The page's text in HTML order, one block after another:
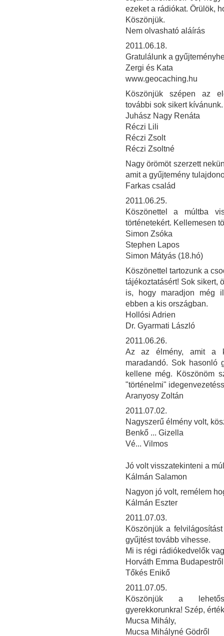
ezeket a rádiókat. Örülök,
Köszönjük.
Nem olvasható aláírás
2011.06.18.
Gratulálunk a
Zergi és Kata
www.geocaching.hu
Köszönjük szépen az
további sok sikert kívánunk.
Juhász Nagy Renáta
Réczi Lili
Réczi Zsolt
Réczi Zsoltné
Nagy örömöt szerzett
amit a gyűjtemény
Farkas család
2011.06.25.
Köszönettel a múltba
történetekért. Kellemesen
Simon Zsóka
Stephen Lapos
Simon Mátyás (18.hó)
Köszönettel tartozunk a
tájékoztatásért! Sok sikert,
is, hogy maradjon még
ebben a kis országban.
Hollósi Adrien
Dr. Gyarmati László
2011.06.26.
Az az élmény, amit a
maradandó. Sok hasonló
kellene még. Köszönöm
"történelmi"
Aranyosy Zoltán
2011.07.02.
Nagyszerű élmény volt,
Benkő ... Gizella
Vé... Vilmos
Jó volt visszatekinteni a
Kálmán Salamon
Nagyon jó volt, remélem
Kálmán Eszter
2011.07.03.
Köszönjük a
gyűjtést tovább vihesse.
Mi is régi rádiókedvelők
Horváth Emma Budapestről
Tőkés Enikő
2011.07.05.
Köszönjük a
gyerekkorunkra! Szép,
Mucsa Mihály,
Mucsa Mihályné Gödről